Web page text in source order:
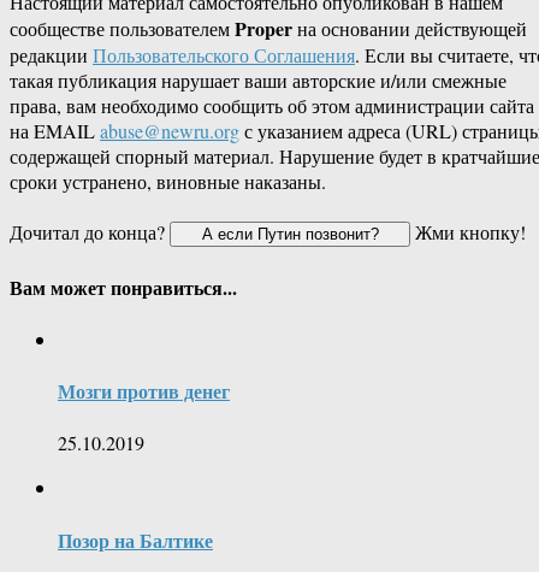
сообществе пользователемProperна основании действующей
редакции Пользовательского Соглашения. Если вы считаете,
такая публикация нарушает ваши авторские и/или смежные
права, вам необходимо сообщить об этом администрации сайта
на EMAILabuse@newru.orgс указанием адреса (URL)
содержащей спорный материал. Нарушение будет в кратчайшие
сроки устранено, виновные наказаны.
Дочитал до конца?
Жми кнопку!
Вам может понравиться...
Мозги против денег
25.10.2019
Позор на Балтике